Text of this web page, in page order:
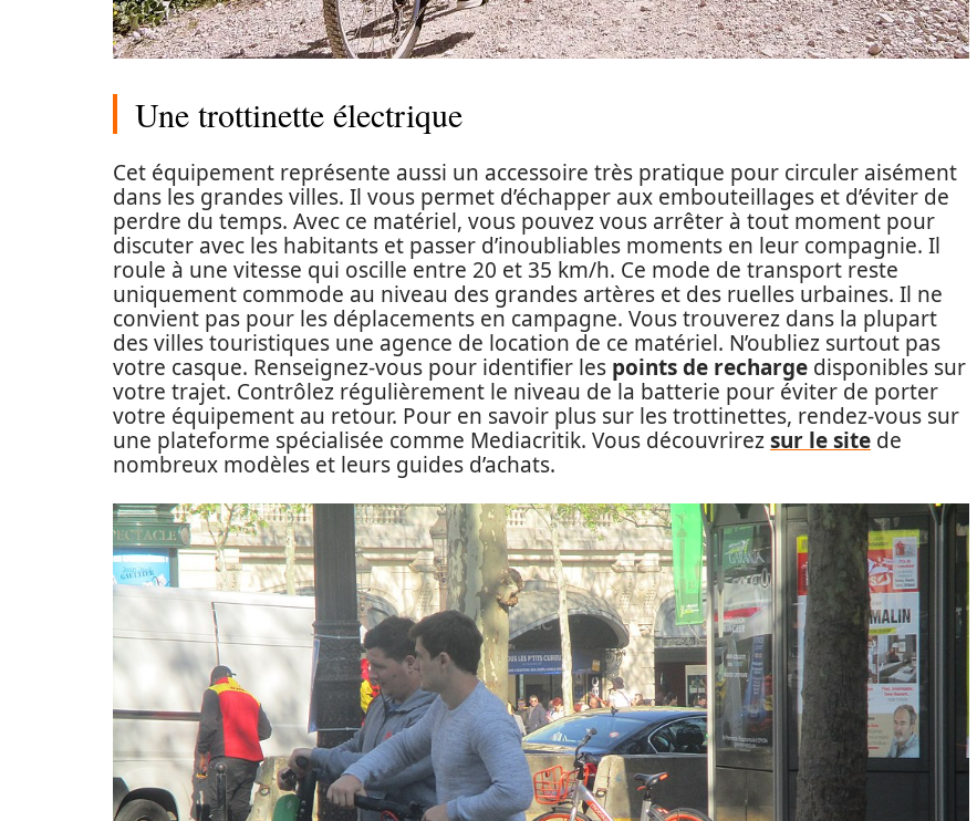
Une trottinette électrique
Cet équipement représente aussi un accessoire très pratique pour circuler aisément
dans les grandes villes. Il vous permet d’échapper aux embouteillages et d’éviter de
perdre du temps. Avec ce matériel, vous pouvez vous arrêter à tout moment pour
discuter avec les habitants et passer d’inoubliables moments en leur compagnie. Il
roule à une vitesse qui oscille entre 20 et 35 km/h. Ce mode de transport reste
uniquement commode au niveau des grandes artères et des ruelles urbaines. Il ne
convient pas pour les déplacements en campagne. Vous trouverez dans la plupart
des villes touristiques une agence de location de ce matériel. N’oubliez surtout pas
votre casque. Renseignez-vous pour identifier les points de recharge disponibles sur
votre trajet. Contrôlez régulièrement le niveau de la batterie pour éviter de porter
votre équipement au retour. Pour en savoir plus sur les trottinettes, rendez-vous sur
une plateforme spécialisée comme Mediacritik. Vous découvrirezsur le site de
nombreux modèles et leurs guides d’achats.